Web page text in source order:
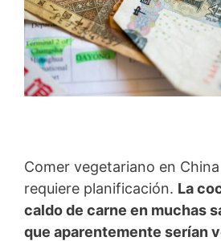
Comer vegetariano en
requiere planificación. La
caldo de carne en muchas
que aparentemente serían